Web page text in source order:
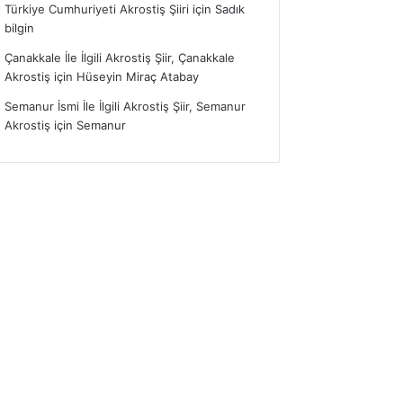
Türkiye Cumhuriyeti Akrostiş Şiiri için Sadık
bilgin
Çanakkale İle İlgili Akrostiş Şiir, Çanakkale
Akrostiş için Hüseyin Miraç Atabay
Semanur İsmi İle İlgili Akrostiş Şiir, Semanur
Akrostiş için Semanur